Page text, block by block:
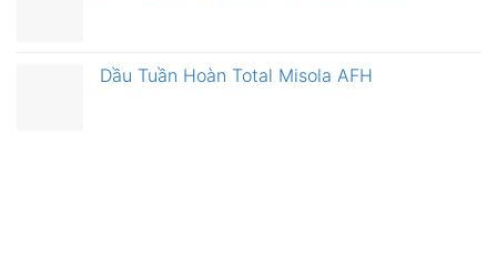
Dầu Tuần Hoàn Total Misola AFH